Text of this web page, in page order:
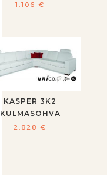
1.106€
KASPER 3K2
KULMASOHVA
2.828€